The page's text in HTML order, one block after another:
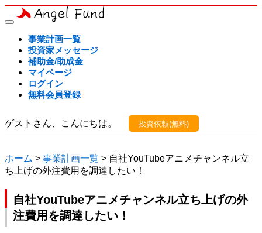
事業計画一覧
投資家メッセージ
補助金/助成金
マイページ
ログイン
無料会員登録
ゲストさん、こんにちは。 投資依頼(無料)
ホーム > 事業計画一覧 > 自社YouTubeアニメチャンネル立
ち上げの外注費用を調達したい！
自社YouTubeアニメチャンネル立ち上げの外
注費用を調達したい！